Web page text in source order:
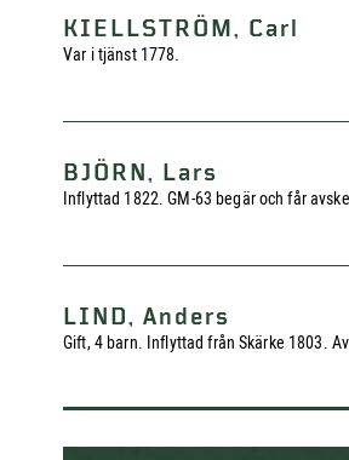
KIELLSTRÖM, Carl
Var i tjänst 1778.
BJÖRN, Lars
Inflyttad 1822. GM-63 begär och får
LIND, Anders
Gift, 4 barn. Inflyttad från Skärke 1803.